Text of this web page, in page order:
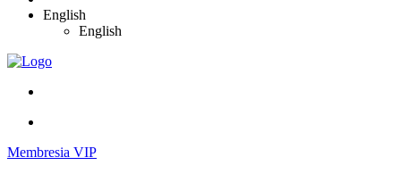
English
English
Membresia VIP